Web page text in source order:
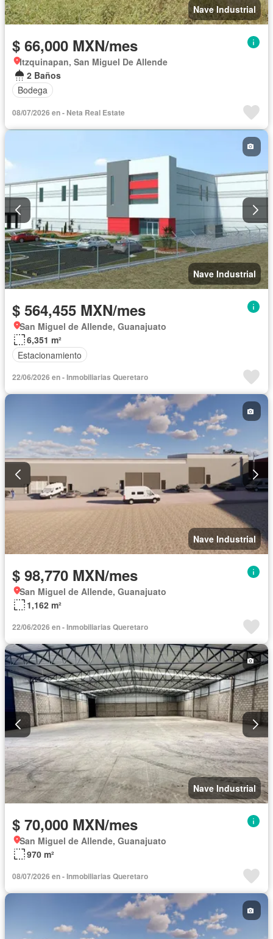
Nave Industrial
$ 66,000 MXN/mes
Itzquinapan, San Miguel De Allende
2 Baños
Bodega
08/07/2026 en - Neta Real Estate
Nave Industrial
$ 564,455 MXN/mes
San Miguel de Allende, Guanajuato
6,351 m²
Estacionamiento
22/06/2026 en - Inmobiliarias Queretaro
Nave Industrial
$ 98,770 MXN/mes
San Miguel de Allende, Guanajuato
1,162 m²
22/06/2026 en - Inmobiliarias Queretaro
Nave Industrial
$ 70,000 MXN/mes
San Miguel de Allende, Guanajuato
970 m²
08/07/2026 en - Inmobiliarias Queretaro